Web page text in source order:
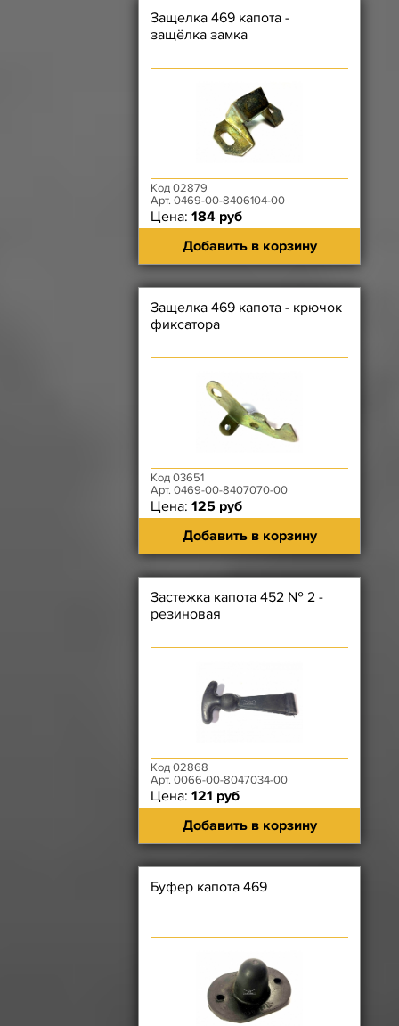
Защелка 469 капота -
защёлка замка
Код 02879
Арт. 0469-00-8406104-00
Цена: 184 руб
Добавить в корзину
Защелка 469 капота - крючок
фиксатора
Код 03651
Арт. 0469-00-8407070-00
Цена: 125 руб
Добавить в корзину
Застежка капота 452 № 2 -
резиновая
Код 02868
Арт. 0066-00-8047034-00
Цена: 121 руб
Добавить в корзину
Буфер капота 469